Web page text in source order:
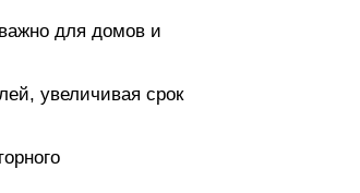
для домов и
увеличивая срок